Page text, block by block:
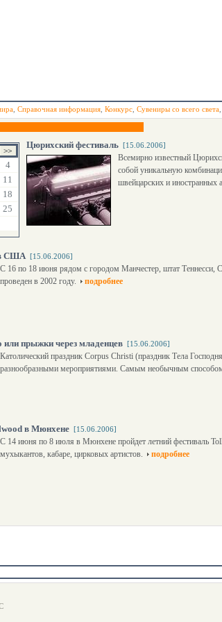
Справочная информация Конкурс Сувениры со всего света
4
11
18
25
Цюрихский фестиваль [15.06.2006]
Всемирно известный
собой уникальную
швейцарских и иностранных
в США [15.06.2006]
С 16 по 18 июня рядом с городом Манчестер, штат
проведен в 2002 году.
подробнее
прыжки через младенцев [15.06.2006]
Католический праздник Corpus Christi (праздник Тела
разнообразными мероприятиями. Самым необычным
в Мюнхене [15.06.2006]
С 14 июня по 8 июля в Мюнхене пройдет летний фестиваль
мухыкантов, кабаре, цирковых артистов.
подробнее